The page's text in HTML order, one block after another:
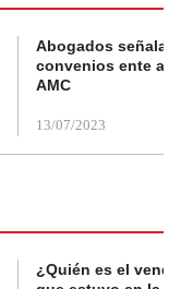
Abogados
convenios ente
AMC
13/07/2023
¿Quién es el